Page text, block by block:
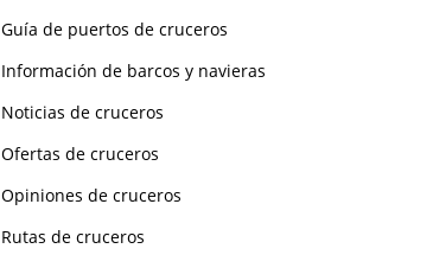
Guía de puertos de cruceros
Información de barcos y navieras
Noticias de cruceros
Ofertas de cruceros
Opiniones de cruceros
Rutas de cruceros